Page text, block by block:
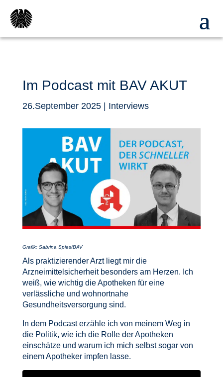
Im Podcast mit BAV AKUT
26.September 2025| Interviews
Grafik: Sabrina Spies/BAV
Als praktizierender Arzt liegt mir die
Arzneimittelsicherheit besonders am Herzen. Ich
weiß, wie wichtig die Apotheken für eine
verlässliche und wohnortnahe
Gesundheitsversorgung sind.
In dem Podcast erzähle ich von meinem Weg in
die Politik, wie ich die Rolle der Apotheken
einschätze und warum ich mich selbst sogar von
einem Apotheker impfen lasse.